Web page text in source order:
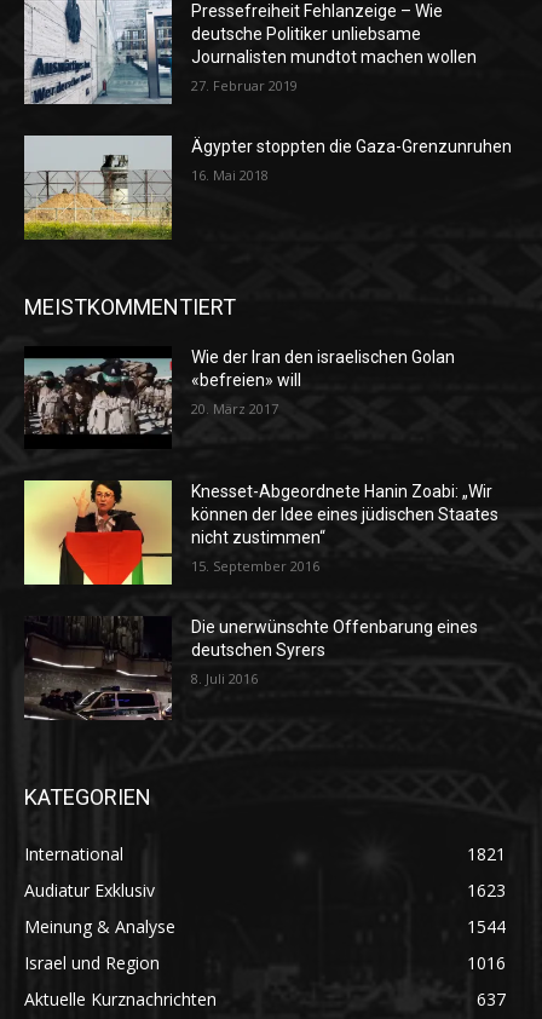
Pressefreiheit Fehlanzeige – Wie
deutsche Politiker unliebsame
Journalisten mundtot machen wollen
27. Februar 2019
Ägypter stoppten die Gaza-Grenzunruhen
16. Mai 2018
MEISTKOMMENTIERT
Wie der Iran den israelischen Golan
«befreien» will
20. März 2017
Knesset-Abgeordnete Hanin Zoabi: „Wir
können der Idee eines jüdischen Staates
nicht zustimmen“
15. September 2016
Die unerwünschte Offenbarung eines
deutschen Syrers
8. Juli 2016
KATEGORIEN
International
1821
Audiatur Exklusiv
1623
Meinung & Analyse
1544
Israel und Region
1016
Aktuelle Kurznachrichten
637